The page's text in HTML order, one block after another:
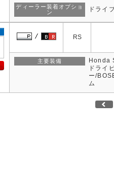
ディーラー装着オプショ
ン
ドライ
RS
主要装備
Honda
ドライ
ー/
ム